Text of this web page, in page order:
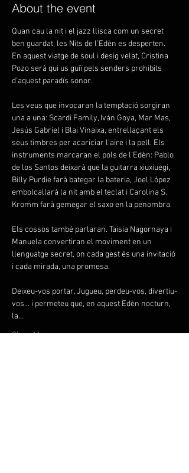
About the event
Quan cau la nit i el jazz llisca com un secret
ben guardat, les Nits de l’Edèn es desperten.
En aquest viatge de soul i desig velat, Cristina
Pozo serà qui us guiï pels senders prohibits
d’aquest paradís sonor.
Les veus que invocaran la temptació sorgiran
una a una: Scardi Family, Iván Goya, Mar Mas,
Jesús Gabriel i Blai Vinaixa, entrellaçant els
seus timbres per acariciar l’aire i la pell. Els
instruments marcaran el pols de l’Edèn: Pablo
de los Santos deixarà que la guitarra xiuxiuegi,
Billy Purdie farà bategar la bateria, Joel López
embolcallarà la nit amb el teclat i Carolina S.
Kromm farà gemegar el saxo en la penombra.
Els cossos també parlaran. Taisia Nagornaya i
Manuela convertiran el moviment en un
llenguatge secret, on cada gest és una invitació
i cada mirada, una promesa.
Deixeu-vos portar. Jugueu, perdeu-vos, divertiu-
vos… i permeteu que, en aquest Edèn nocturn,
la…
Show More